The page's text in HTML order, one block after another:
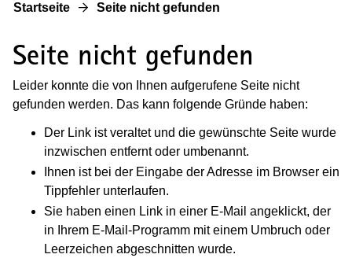
Startseite Seite nicht gefunden
Seite nicht gefunden
Leider konnte die von Ihnen aufgerufene Seite nicht
gefunden werden. Das kann folgende Gründe haben:
Der Link ist veraltet und die gewünschte Seite wurde
inzwischen entfernt oder umbenannt.
Ihnen ist bei der Eingabe der Adresse im Browser ein
Tippfehler unterlaufen.
Sie haben einen Link in einer E-Mail angeklickt, der
in Ihrem E-Mail-Programm mit einem Umbruch oder
Leerzeichen abgeschnitten wurde.